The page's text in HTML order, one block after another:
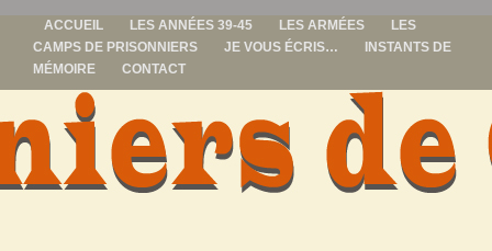
ACCUEIL LES ANNÉES 39-45 LES ARMÉES
LES
CAMPS DE PRISONNIERS
JE VOUS ÉCRIS…
INSTANTS DE
MÉMOIRE
CONTACT
prisonniers de